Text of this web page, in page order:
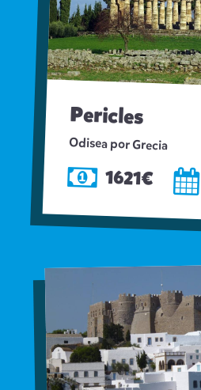
Pericles
Odisea por Grecia
1621€